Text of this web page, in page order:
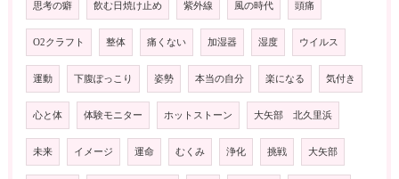
思考の癖 飲む日焼け止め 紫外線 風の時代 頭痛
O2クラフト 整体 痛くない 加湿器 湿度 ウイルス
運動 下腹ぽっこり 姿勢 本当の自分 楽になる 気付き
心と体 体験モニター ホットストーン 大矢部 北久里浜
未来 イメージ 運命 むくみ 浄化 挑戦 大矢部